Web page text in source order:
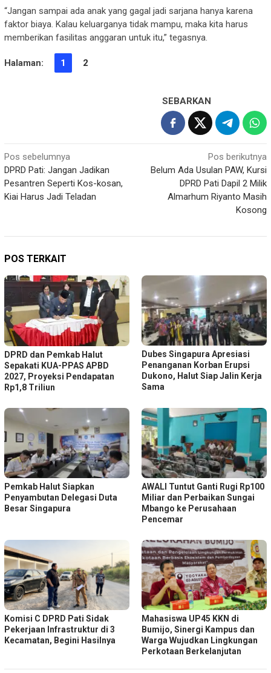
“Jangan sampai ada anak yang gagal jadi sarjana hanya karena
faktor biaya. Kalau keluarganya tidak mampu, maka kita harus
memberikan fasilitas anggaran untuk itu,” tegasnya.
Halaman: 1 2
SEBARKAN
Navigasi
pos
Pos sebelumnya
DPRD Pati: Jangan Jadikan
Pesantren Seperti Kos-kosan,
Kiai Harus Jadi Teladan
Pos berikutnya
Belum Ada Usulan PAW, Kursi
DPRD Pati Dapil 2 Milik
Almarhum Riyanto Masih
Kosong
POS TERKAIT
DPRD dan Pemkab Halut
Sepakati KUA-PPAS APBD
2027, Proyeksi Pendapatan
Rp1,8 Triliun
Dubes Singapura Apresiasi
Penanganan Korban Erupsi
Dukono, Halut Siap Jalin Kerja
Sama
Pemkab Halut Siapkan
Penyambutan Delegasi Duta
Besar Singapura
AWALI Tuntut Ganti Rugi Rp100
Miliar dan Perbaikan Sungai
Mbango ke Perusahaan
Pencemar
Komisi C DPRD Pati Sidak
Pekerjaan Infrastruktur di 3
Kecamatan, Begini Hasilnya
Mahasiswa UP45 KKN di
Bumijo, Sinergi Kampus dan
Warga Wujudkan Lingkungan
Perkotaan Berkelanjutan